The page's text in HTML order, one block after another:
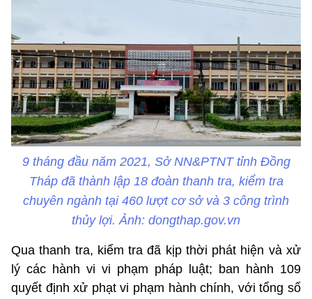
9 tháng đầu năm 2021, Sở NN&PTNT tỉnh Đồng
Tháp đã thành lập 18 đoàn thanh tra, kiểm tra
chuyên ngành tại 460 lượt cơ sở và 3 công trình
thủy lợi. Ảnh: dongthap.gov.vn
Qua thanh tra, kiểm tra đã kịp thời phát hiện và xử
lý các hành vi vi phạm pháp luật; ban hành 109
quyết định xử phạt vi phạm hành chính, với tổng số